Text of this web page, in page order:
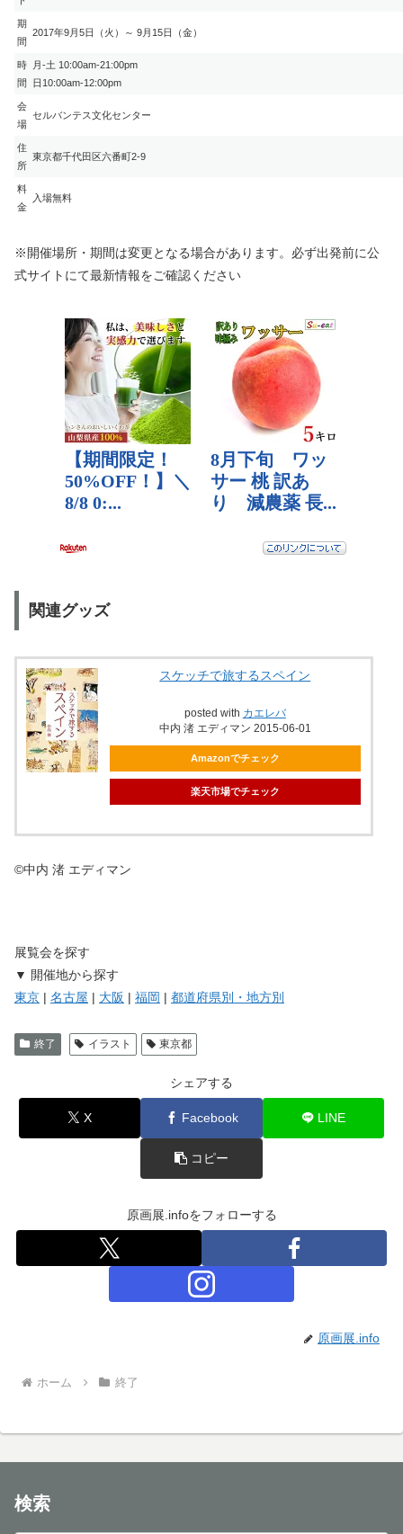
期
間
2017年9月5日（火）～ 9月15日（金）
時
間
月-土 10:00am-21:00pm
日10:00am-12:00pm
会
場
セルバンテス文化センター
住
所
東京都千代田区六番町2-9
料
金
入場無料
※開催場所・期間は変更となる場合があります。必ず出発前に公
式サイトにて最新情報をご確認ください
関連グッズ
スケッチで旅するスペイン
posted with カエレバ
中内 渚 エディマン 2015-06-01
Amazonでチェック
楽天市場でチェック
©中内 渚 エディマン
展覧会を探す
▼ 開催地から探す
東京 | 名古屋 | 大阪 | 福岡 | 都道府県別・地方別
終了 イラスト 東京都
シェアする
X Facebook LINE
コピー
原画展.infoをフォローする
原画展.info
ホーム 終了
検索